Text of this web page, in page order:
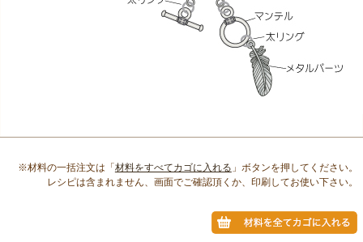
※材料の一括注文は「材料をすべてカゴに入れる 」ボタンを押してください。
レシピは含まれません、画面でご確認頂くか、印刷してお使い下さい。